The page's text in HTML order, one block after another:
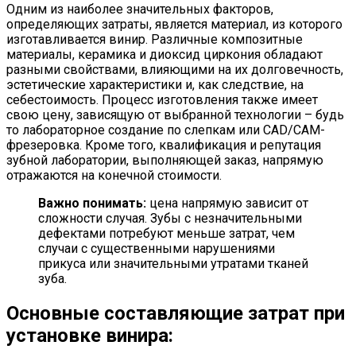
Одним из наиболее значительных факторов,
определяющих затраты, является материал, из которого
изготавливается винир. Различные композитные
материалы, керамика и диоксид циркония обладают
разными свойствами, влияющими на их долговечность,
эстетические характеристики и, как следствие, на
себестоимость. Процесс изготовления также имеет
свою цену, зависящую от выбранной технологии – будь
то лабораторное создание по слепкам или CAD/CAM-
фрезеровка. Кроме того, квалификация и репутация
зубной лаборатории, выполняющей заказ, напрямую
отражаются на конечной стоимости.
Важно понимать: цена напрямую зависит от
сложности случая. Зубы с незначительными
дефектами потребуют меньше затрат, чем
случаи с существенными нарушениями
прикуса или значительными утратами тканей
зуба.
Основные составляющие затрат при
установке винира: